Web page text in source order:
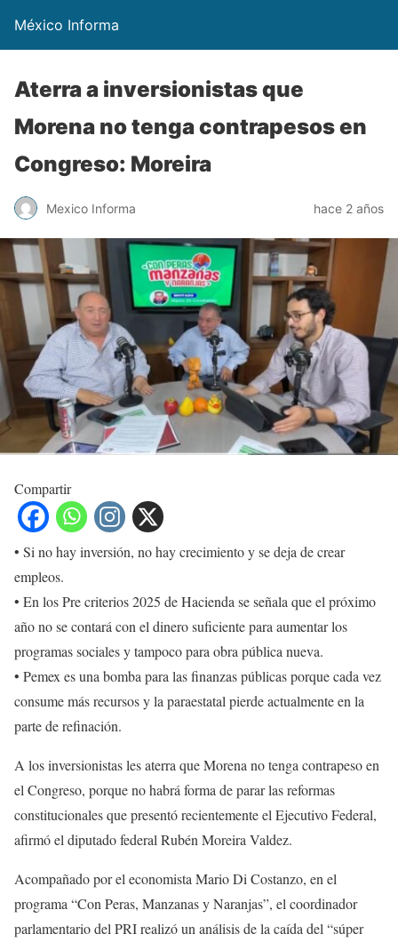
México Informa
Aterra a inversionistas que
Morena no tenga contrapesos en
Congreso: Moreira
Mexico Informa hace 2 años
Compartir
• Si no hay inversión, no hay crecimiento y se deja de crear
empleos.
• En los Pre criterios 2025 de Hacienda se señala que el próximo
año no se contará con el dinero suficiente para aumentar los
programas sociales y tampoco para obra pública nueva.
• Pemex es una bomba para las finanzas públicas porque cada vez
consume más recursos y la paraestatal pierde actualmente en la
parte de refinación.
A los inversionistas les aterra que Morena no tenga contrapeso en
el Congreso, porque no habrá forma de parar las reformas
constitucionales que presentó recientemente el Ejecutivo Federal,
afirmó el diputado federal Rubén Moreira Valdez.
Acompañado por el economista Mario Di Costanzo, en el
programa “Con Peras, Manzanas y Naranjas”, el coordinador
parlamentario del PRI realizó un análisis de la caída del “súper